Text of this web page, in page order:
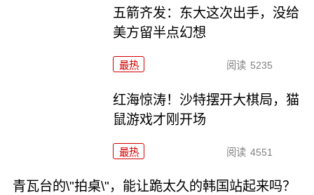
五箭齐发：东大这次出手，没给
美方留半点幻想
最热 阅读 5235
红海惊涛！沙特摆开大棋局，猫
鼠游戏才刚开场
最热 阅读 4551
青瓦台的\"拍桌\"，能让跪太久的韩国站起来吗？